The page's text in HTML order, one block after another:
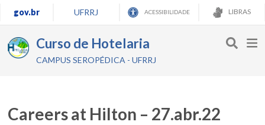
gov.br UFRRJ ACESSIBILIDADE LIBRAS
Curso de Hotelaria
CAMPUS SEROPÉDICA - UFRRJ
Careers at Hilton – 27.abr.22